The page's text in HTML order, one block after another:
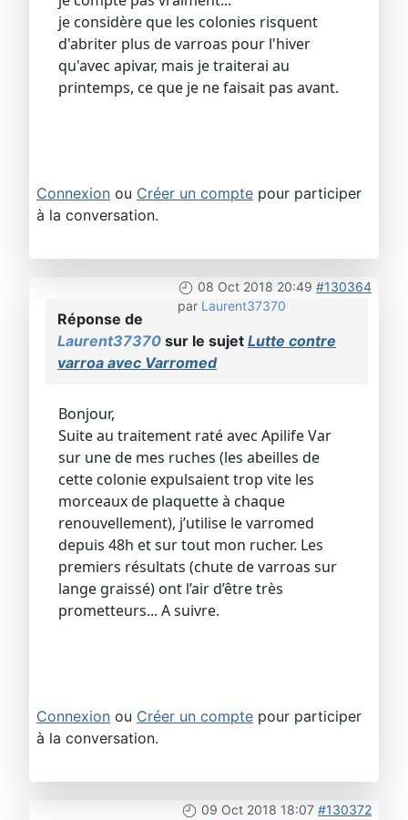
je considère que les colonies risquent
d'abriter plus de varroas pour l'hiver
qu'avec apivar, mais je traiterai au
printemps, ce que je ne faisait pas avant.
Connexion ou Créer un compte pour participer
à la conversation.
08 Oct 2018 20:49 #130364
par Laurent37370
Réponse de
Laurent37370 sur le sujet Lutte contre
varroa avec Varromed
Bonjour,
Suite au traitement raté avec Apilife Var
sur une de mes ruches (les abeilles de
cette colonie expulsaient trop vite les
morceaux de plaquette à chaque
renouvellement), j’utilise le varromed
depuis 48h et sur tout mon rucher. Les
premiers résultats (chute de varroas sur
lange graissé) ont l’air d’être très
prometteurs... A suivre.
Connexion ou Créer un compte pour participer
à la conversation.
09 Oct 2018 18:07 #130372